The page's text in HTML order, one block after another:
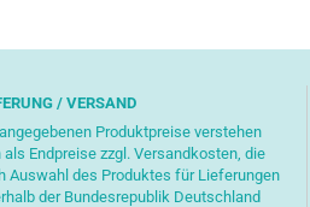
/ VERSAND
Produktpreise verstehen
als Endpreise zzgl. Versandkosten, die
Auswahl des Produktes für Lieferungen
der Bundesrepublik Deutschland